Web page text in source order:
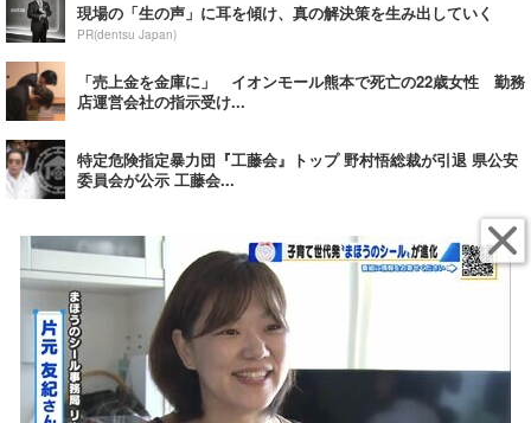
現場の「生の声」に耳を傾け、真の解決策を生み出していく
PR(dentsu Japan)
「売上金を金庫に」 イオンモール熊本で死亡の22歳女性 勤務
店運営会社の指示受け...
特定危険指定暴力団『工藤会』トップ 野村悟総裁が引退 県公安
委員会が公示 工藤会...